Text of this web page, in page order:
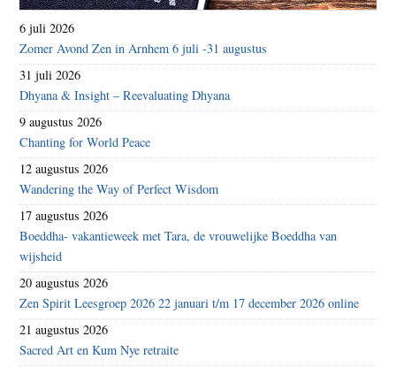
6 juli 2026
Zomer Avond Zen in Arnhem 6 juli -31 augustus
31 juli 2026
Dhyana & Insight – Reevaluating Dhyana
9 augustus 2026
Chanting for World Peace
12 augustus 2026
Wandering the Way of Perfect Wisdom
17 augustus 2026
Boeddha- vakantieweek met Tara, de vrouwelijke Boeddha van
wijsheid
20 augustus 2026
Zen Spirit Leesgroep 2026 22 januari t/m 17 december 2026 online
21 augustus 2026
Sacred Art en Kum Nye retraite